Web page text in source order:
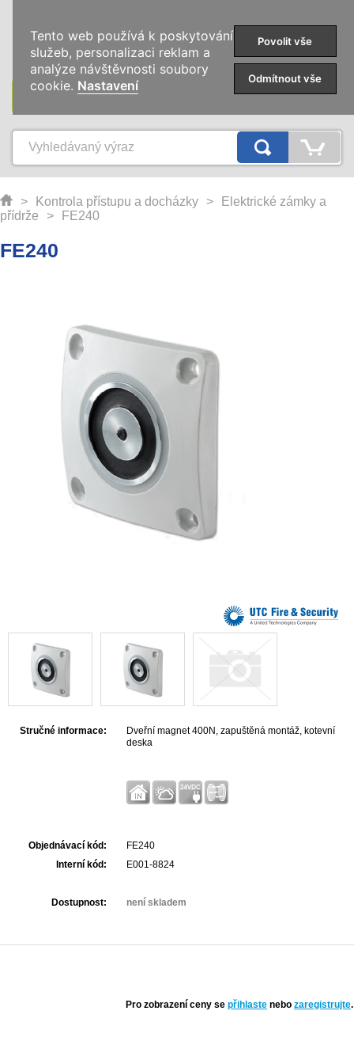
KATEGORIE
> Kontrola přístupu a docházky >
Elektrické zámky a
přídrže
> FE240
FE240
Stručné informace:
Dveřní magnet 400N, zapuštěná montáž, kotevní
deska
Objednávací kód:
FE240
Interní kód:
E001-8824
Dostupnost: není skladem
Pro zobrazení ceny se přihlaste nebo zaregistrujte.
Tento web používá k poskytování
služeb, personalizaci reklam a
analýze návštěvnosti soubory
cookie. Nastavení
Povolit vše
Odmítnout vše